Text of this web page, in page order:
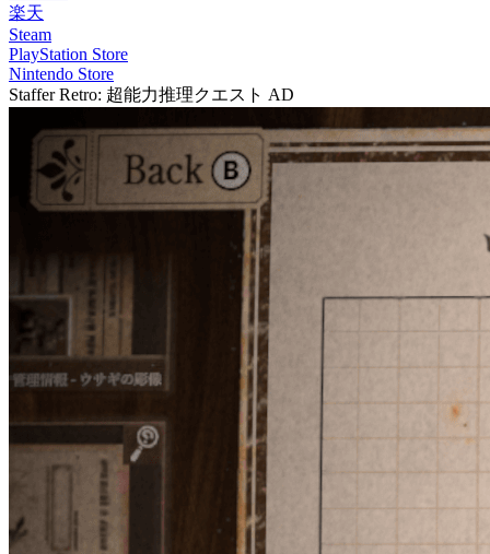
楽天
Steam
PlayStation Store
Nintendo Store
Staffer Retro: 超能力推理クエスト AD